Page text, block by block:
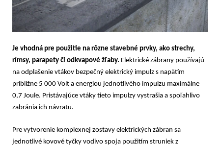
Je vhodná pre použitie na rôzne stavebné prvky, ako strechy,
rímsy, parapety či odkvapové žľaby. Elektrické zábrany používajú
na odplašenie vtákov bezpečný elektrický impulz s napätím
približne 5 000 Volt a energiou jednotlivého impulzu maximálne
0,7 Joule. Pristávajúce vtáky tieto impulzy vystrašia a spoľahlivo
zabránia ich návratu.
Pre vytvorenie komplexnej zostavy elektrických zábran sa
jednotlivé kovové tyčky vodivo spoja použitím struniek z